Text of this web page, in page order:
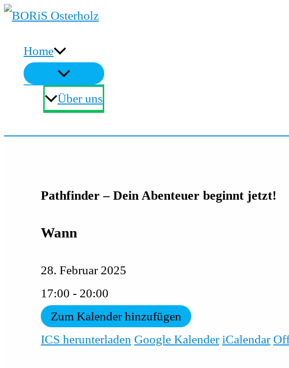
Zum
springen
Home
Über uns
Pathfinder – Dein Abenteuer beginnt jetzt!
Wann
28. Februar 2025
17:00 - 20:00
Zum Kalender hinzufügen
ICS herunterladen Google Kalender iCalendar